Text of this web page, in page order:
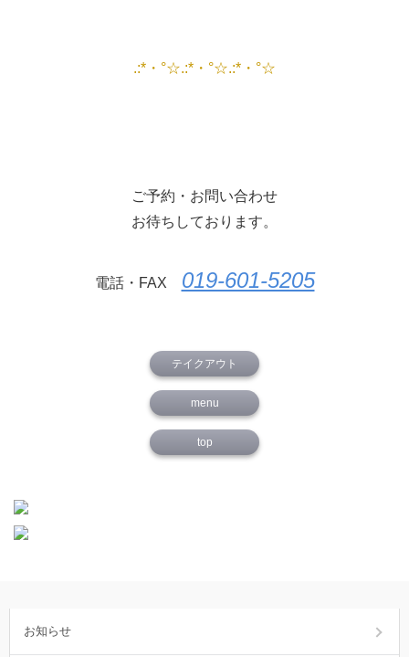
.:*・°☆.:*・°☆.:*・°☆
ご予約・お問い合わせ
お待ちしております。
電話・FAX 019-601-5205
テイクアウト
menu
top
お知らせ